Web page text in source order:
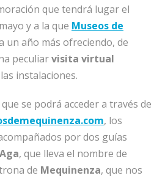
que tendrá lugar el
y a la que Museos de
un año más ofreciendo, de
peculiarvisita virtual
instalaciones.
se podrá acceder a través de
, los
por dos guías
Aga, que lleva el nombre de
de Mequinenza, que nos